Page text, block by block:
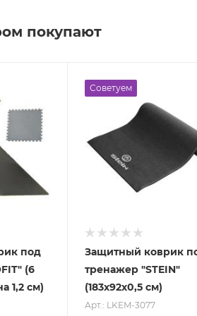
покупают
под
(6
1,2 см)
Советуем
Защитный коврик
тренажер "STEIN"
(183х92х0,5 см)
Арт.: LKEM-3077